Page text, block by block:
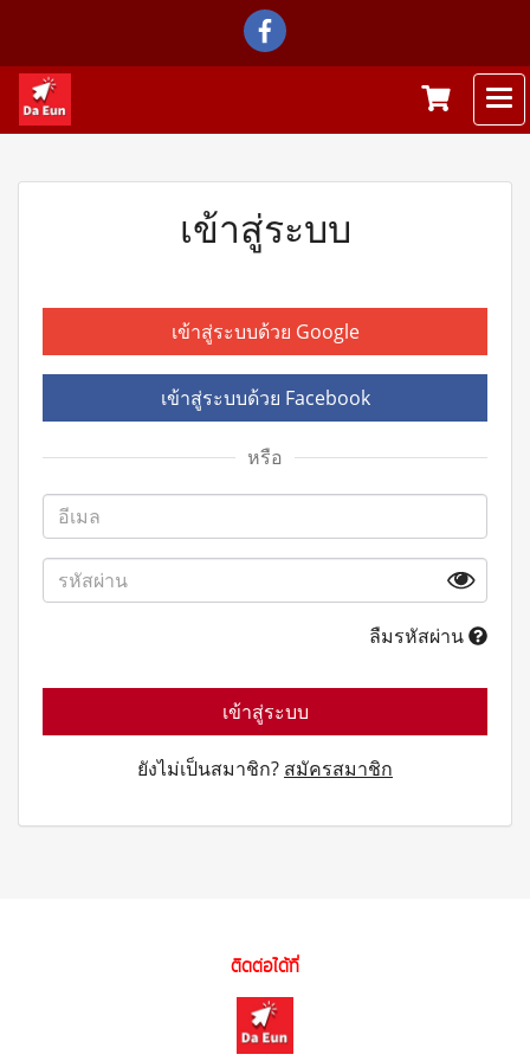
เข้าสู่ระบบ
เข้าสู่ระบบด้วย Google
เข้าสู่ระบบด้วย Facebook
หรือ
ลืมรหัสผ่าน
เข้าสู่ระบบ
ยังไม่เป็นสมาชิก? สมัครสมาชิก
ติดต่อได้ที่